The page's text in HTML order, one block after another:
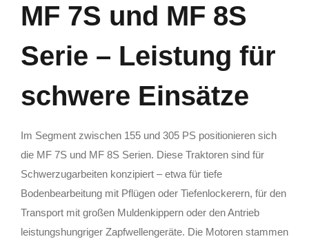
MF 7S und MF 8S
Serie – Leistung für
schwere Einsätze
Im Segment zwischen 155 und 305 PS positionieren sich
die MF 7S und MF 8S Serien. Diese Traktoren sind für
Schwerzugarbeiten konzipiert – etwa für tiefe
Bodenbearbeitung mit Pflügen oder Tiefenlockerern, für den
Transport mit großen Muldenkippern oder den Antrieb
leistungshungriger Zapfwellengeräte. Die Motoren stammen